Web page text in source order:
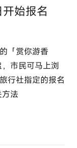
始报名
「赏你游香
市民可马上浏
行社指定的报名
法